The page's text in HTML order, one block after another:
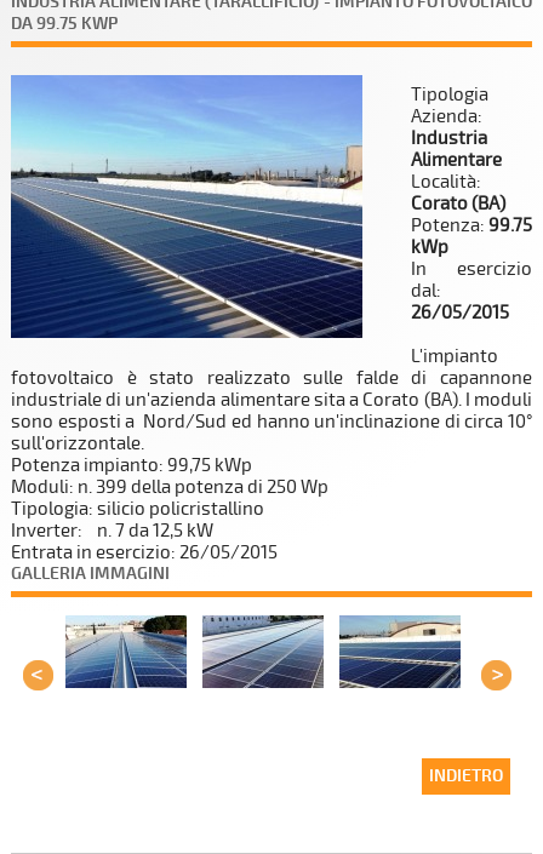
DA 99.75 KWP
Tipologia
Azienda:
Industria
Alimentare
Località:
Corato (BA)
Potenza:99.75
kWp
In esercizio
dal:
26/05/2015
L'impianto
fotovoltaico è stato realizzato sulle falde di capannone
industriale di un'azienda alimentare sita a Corato (BA). I moduli
sono esposti a Nord/Sud ed hanno un'inclinazione di circa 10°
sull'orizzontale.
Potenza impianto: 99,75 kWp
Moduli: n. 399 della potenza di 250 Wp
Tipologia: silicio policristallino
Inverter: n. 7 da 12,5 kW
Entrata in esercizio: 26/05/2015
GALLERIA IMMAGINI
INDIETRO